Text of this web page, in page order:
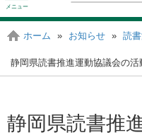
ニ
ュ
ー
資料を探す・調べる
図書館を利用する
静岡の図書館
ホーム » お知らせ » 読
静岡県読書推進運動協議会の活
静岡県読書推